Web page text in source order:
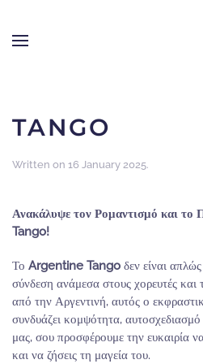
TANGO
Written on 16 January 2025.
Ανακάλυψε τον Ρομαντισμό και
Tango!
Το Argentine Tango δεν είναι
σύνδεση ανάμεσα στους χορευτές
από την Αργεντινή, αυτός ο
συνδυάζει κομψότητα,
μας, σου προσφέρουμε την ευκαιρία
και να ζήσεις τη μαγεία του.